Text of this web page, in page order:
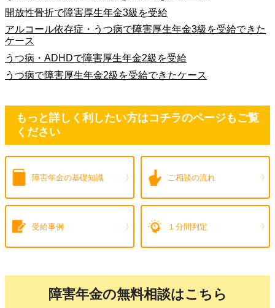
開放性骨折で障害厚生年金3級を受給
アルコール依存症・うつ病で障害厚生年金3級を受給できた
ケース
うつ病・ADHDで障害厚生年金2級を受給
うつ病で障害厚生年金2級を受給できたケース
もっと詳しく利したい方はコチラのページもご覧
ください
障害年金の基礎知識 ご相談の流れ
受給事例 １分間判定
障害年金の無料相談はこちら